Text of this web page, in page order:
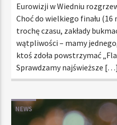
Eurowizji w Wiedniu
Choć do wielkiego finału (16
trochę czasu, zakłady
wątpliwości – mamy
ktoś zdoła powstrzymać
Sprawdzamy najświeższe […]
NEWS